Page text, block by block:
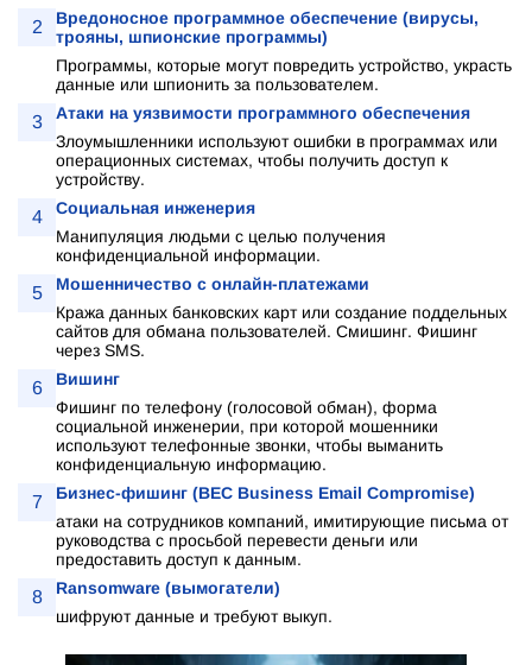
2
Вредоносное программное обеспечение (вирусы,
трояны, шпионские программы)
Программы, которые могут повредить устройство, украсть
данные или шпионить за пользователем.
3
Атаки на уязвимости программного обеспечения
Злоумышленники используют ошибки в программах или
операционных системах, чтобы получить доступ к
устройству.
4
Социальная инженерия
Манипуляция людьми с целью получения
конфиденциальной информации.
5
Мошенничество с онлайн-платежами
Кража данных банковских карт или создание поддельных
сайтов для обмана пользователей. Смишинг. Фишинг
через SMS.
6
Вишинг
Фишинг по телефону (голосовой обман), форма
социальной инженерии, при которой мошенники
используют телефонные звонки, чтобы выманить
конфиденциальную информацию.
7
Бизнес-фишинг (BEC Business Email Compromise)
атаки на сотрудников компаний, имитирующие письма от
руководства с просьбой перевести деньги или
предоставить доступ к данным.
8
Ransomware (вымогатели)
шифруют данные и требуют выкуп.